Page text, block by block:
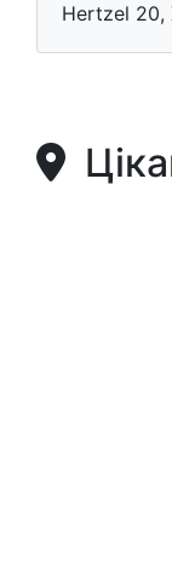
Hertzel 20,